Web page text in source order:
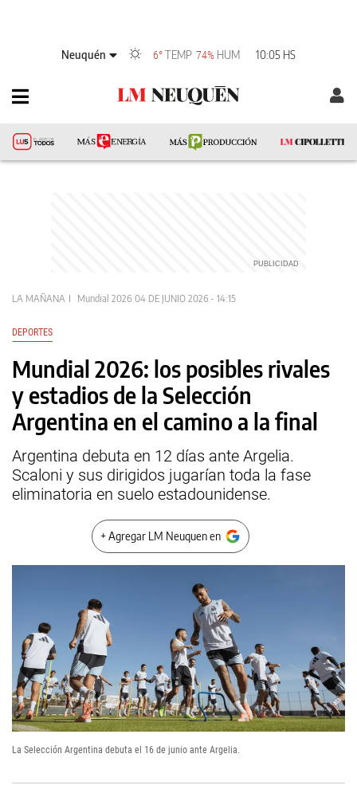
Neuquén 6°TEMP 74% HUM 10:05 HS
LA MAÑANA Mundial 2026 04 DE JUNIO 2026 - 14:15
DEPORTES
Mundial 2026: los posibles rivales
y estadios de la Selección
Argentina en el camino a la final
Argentina debuta en 12 días ante Argelia.
Scaloni y sus dirigidos jugarían toda la fase
eliminatoria en suelo estadounidense.
+ Agregar LM Neuquen en
La Selección Argentina debuta el 16 de junio ante Argelia.